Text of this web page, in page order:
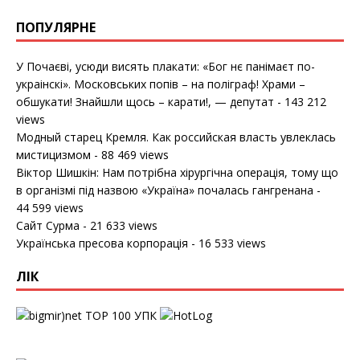
ПОПУЛЯРНЕ
У Почаєві, усюди висять плакати: «Бог нє панімаєт по-
украінскі». Московських попів – на поліграф! Храми –
обшукати! Знайшли щось – карати!, — депутат - 143 212
views
Модный старец Кремля. Как российская власть увлеклась
мистицизмом - 88 469 views
Віктор Шишкін: Нам потрібна хірургічна операція, тому що
в організмі під назвою «Україна» почалась гангренана -
44 599 views
Сайт Сурма - 21 633 views
Українська пресова корпорація - 16 533 views
ЛІК
УПК